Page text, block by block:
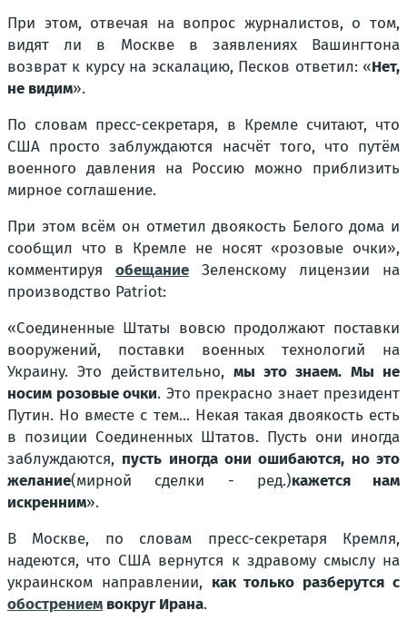
При этом, отвечая на вопрос журналистов, о том,
видят ли в Москве в заявлениях Вашингтона
возврат к курсу на эскалацию, Песков ответил: «Нет,
не видим».
По словам пресс-секретаря, в Кремле считают, что
США просто заблуждаются насчёт того, что путём
военного давления на Россию можно приблизить
мирное соглашение.
При этом всём он отметил двоякость Белого дома и
сообщил что в Кремле не носят «розовые очки»,
комментируя обещание Зеленскому лицензии на
производство Patriot:
«Соединенные Штаты вовсю продолжают поставки
вооружений, поставки военных технологий на
Украину. Это действительно, мы это знаем. Мы не
носим розовые очки. Это прекрасно знает президент
Путин. Но вместе с тем... Некая такая двоякость есть
в позиции Соединенных Штатов. Пусть они иногда
заблуждаются, пусть иногда они ошибаются, но это
желание(мирной сделки - ред.)кажется нам
искренним».
В Москве, по словам пресс-секретаря Кремля,
надеются, что США вернутся к здравому смыслу на
украинском направлении, как только разберутся с
обострением вокруг Ирана.